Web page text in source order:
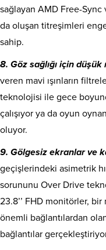
sağlayan AMD Free-
da oluşan titreşimleri
sahip.
8. Göz sağlığı için düşük
veren mavi ışınların
teknolojisi ile gece
çalışıyor ya da oyun
oluyor.
9. Gölgesiz ekranlar ve
geçişlerindeki asimetrik
sorununu Over Drive
23.8’’ FHD monitörler,
önemli bağlantılardan
bağlantılar